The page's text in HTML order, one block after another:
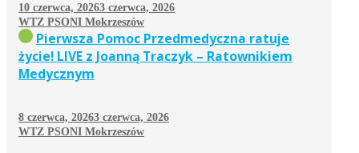
10 czerwca, 20263 czerwca, 2026
WTZ PSONI Mokrzeszów
Pierwsza Pomoc Przedmedyczna ratuje
życie! LIVE z Joanną Traczyk – Ratownikiem
Medycznym
8 czerwca, 20263 czerwca, 2026
WTZ PSONI Mokrzeszów